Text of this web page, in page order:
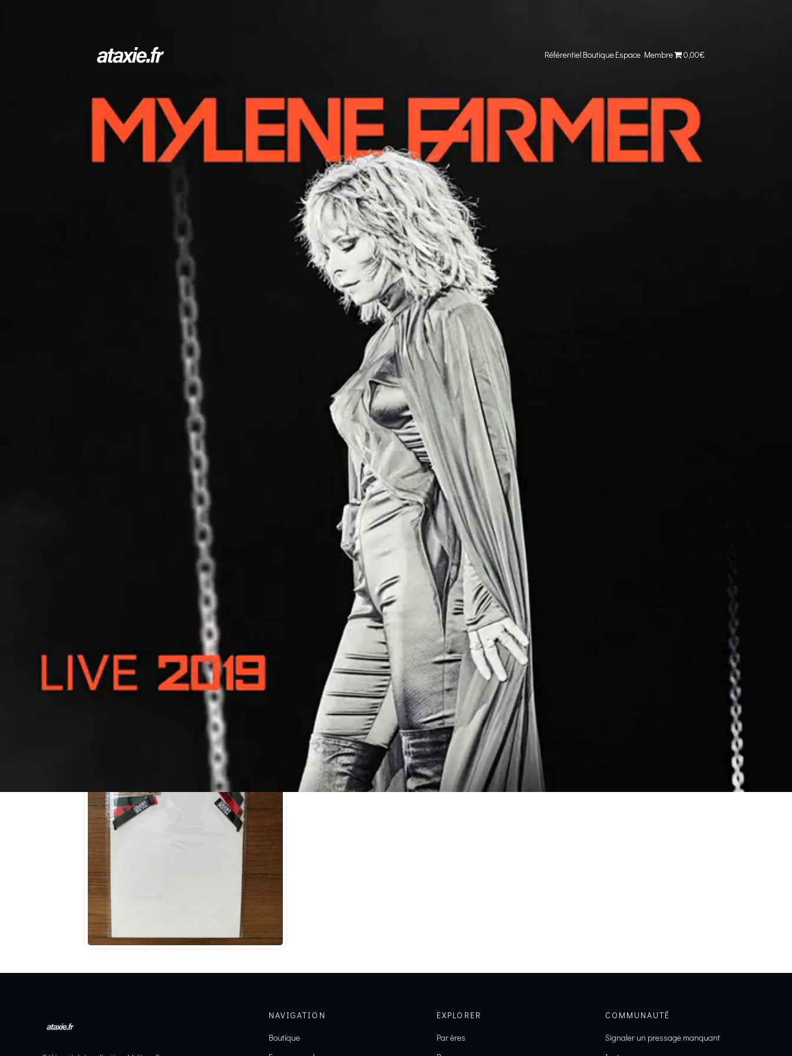
Référentiel BoutiqueEspace Membre 0,00€
Ajouter à ma collection Ajouter à ma wishlist
BRACELETS SATIN MYLÈNE
FARMER DÉSOBÉISSANCE –
2019 – FRANCE
Ère · Live 2019 Projet · Live 2019 Merchandising
PRIX DE VENTE
10 €
Caractéristiques Merchandising
Stand Merchandising, En ligne
PARTICULARITE MERCH
Le set de 6 bracelets Mylène Farmer en
satin. Rolling Stone, Sentimentale, N'oublie
pas, Prière et Désobéissance.
Vendu sur les stands du concert et en ligne.
NAVIGATION
Boutique
EXPLORER
Par ères
COMMUNAUTÉ
Signaler un pressage manquant